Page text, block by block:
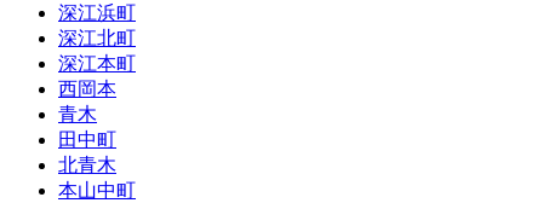
深江浜町
深江北町
深江本町
西岡本
青木
田中町
北青木
本山中町